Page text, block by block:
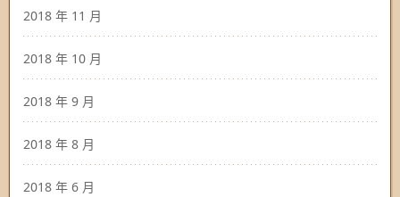
2018 年 11 月
2018 年 10 月
2018 年 9 月
2018 年 8 月
2018 年 6 月